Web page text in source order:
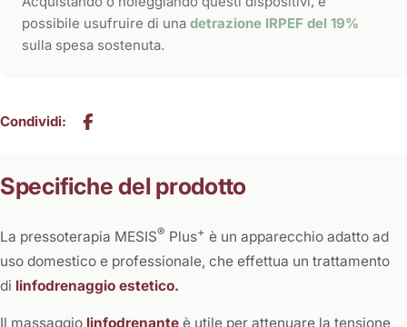
possibile usufruire di una detrazione IRPEF del 19%
sulla spesa sostenuta.
Condividi:
Specifiche del prodotto
La pressoterapia MESIS® Plus+ è un apparecchio adatto ad
uso domestico e professionale, che effettua un trattamento
di linfodrenaggio estetico.
Il massaggio linfodrenante è utile per attenuare la tensione